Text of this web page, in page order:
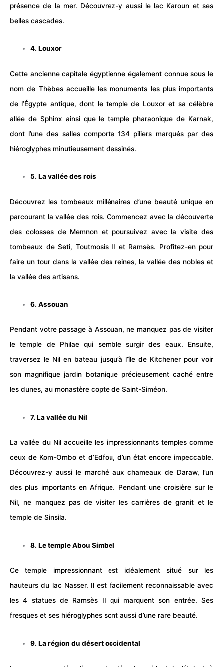
présence de la mer. Découvrez-y aussi le lac Karoun et ses
belles cascades.
4. Louxor
Cette ancienne capitale égyptienne également connue sous le
nom de Thèbes accueille les monuments les plus importants
de l’Égypte antique, dont le temple de Louxor et sa célèbre
allée de Sphinx ainsi que le temple pharaonique de Karnak,
dont l’une des sallescomporte 134 piliers marqués par des
hiéroglyphes minutieusement dessinés.
5. La vallée des rois
Découvrez les tombeaux millénaires d’une beauté unique en
parcourant la vallée des rois. Commencez avec la découverte
des colosses de Memnon et poursuivez avec la visite des
tombeaux de Seti, Toutmosis II et Ramsès. Profitez-en pour
faire un tour dans la vallée des reines, la vallée des nobles et
la vallée des artisans.
6. Assouan
Pendant votre passage à Assouan, ne manquez pas de visiter
le temple de Philae qui semble surgir des eaux. Ensuite,
traversez le Nil en bateau jusqu’à l’île de Kitchener pour voir
son magnifique jardin botanique précieusement caché entre
les dunes, au monastère copte de Saint-Siméon.
7. La vallée du Nil
La vallée du Nil accueille les impressionnants temples comme
ceux de Kom-Ombo et d’Edfou, d’un état encore impeccable.
Découvrez-y aussi le marché aux chameaux de Daraw, l’un
des plus importants en Afrique. Pendant une croisière sur le
Nil, ne manquez pas de visiter les carrières de granit et le
temple de Sinsila.
8. Le temple Abou Simbel
Ce temple impressionnant est idéalement situé sur les
hauteurs du lac Nasser. Il est facilement reconnaissable avec
les 4 statues de Ramsès II qui marquent son entrée. Ses
fresques et ses hiéroglyphes sont aussi d’une rare beauté.
9. La région du désert occidental